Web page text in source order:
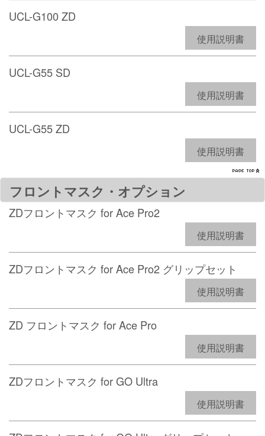
UCL-G100 ZD
使用説明書
UCL-G55 SD
使用説明書
UCL-G55 ZD
使用説明書
フロントマスク・オプション
ZDフロントマスク for Ace Pro2
使用説明書
ZDフロントマスク for Ace Pro2 グリップセット
使用説明書
ZD フロントマスク for Ace Pro
使用説明書
ZDフロントマスク for GO Ultra
使用説明書